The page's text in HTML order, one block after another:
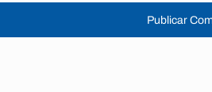
Publicar